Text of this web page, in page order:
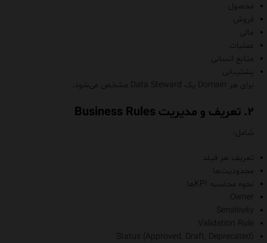
محصول
فروش
مالی
عملیات
منابع انسانی
پشتیبانی
برای هر Domain یک Data Steward مشخص می‌شود.
۲. تعریف و مدیریت Business Rules
شامل:
تعریف هر فیلد
محدودیت‌ها
نحوه محاسبه KPIها
Owner
Sensitivity
Validation Rule
Status (Approved, Draft, Deprecated)